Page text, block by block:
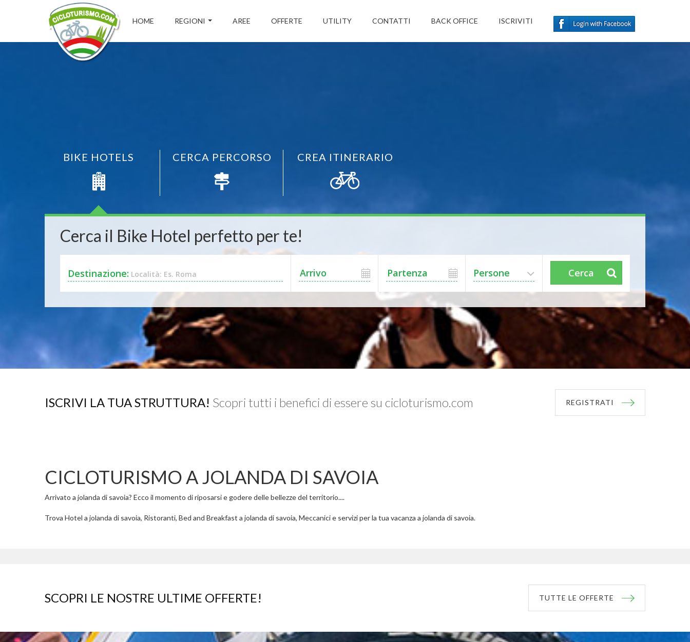
HOME REGIONI AREE OFFERTE UTILITY CONTATTI BACK OFFICE ISCRIVITI
BIKE HOTELS CERCA PERCORSO CREA ITINERARIO
Cerca il Bike Hotel perfetto per te!
Destinazione: Località: Es. Roma Persone Cerca
ISCRIVI LA TUA STRUTTURA! Scopri tutti i benefici di essere su cicloturismo.com REGISTRATI
CICLOTURISMO A JOLANDA DI SAVOIA
Arrivato a jolanda di savoia? Ecco il momento di riposarsi e godere delle bellezze del territorio....
Trova Hotel a jolanda di savoia, Ristoranti, Bed and Breakfast a jolanda di savoia, Meccanici e servizi per la tua vacanza a jolanda di savoia.
SCOPRI LE NOSTRE ULTIME OFFERTE! TUTTE LE OFFERTE